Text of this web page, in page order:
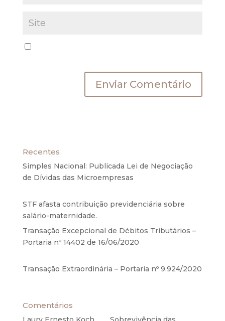
Recentes
Simples Nacional: Publicada Lei de Negociação
de Dívidas das Microempresas
STF afasta contribuição previdenciária sobre
salário-maternidade.
Transação Excepcional de Débitos Tributários –
Portaria nº 14402 de 16/06/2020
Transação Extraordinária – Portaria nº 9.924/2020
Comentários